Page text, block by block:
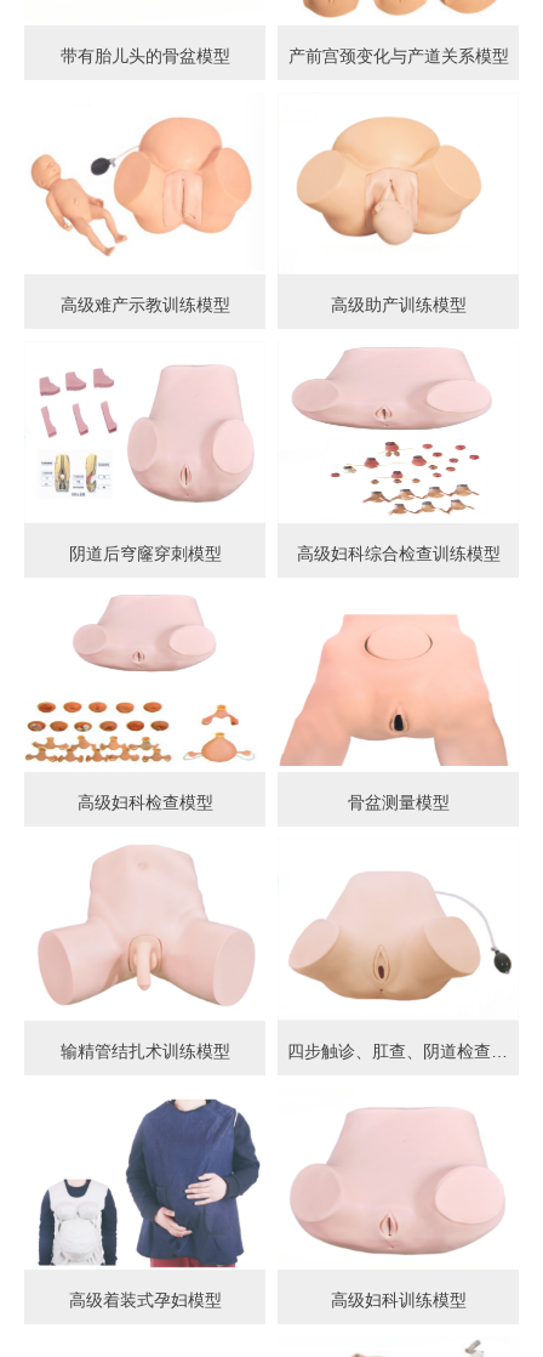
带有胎儿头的骨盆模型 产前宫颈变化与产道关系模型
高级难产示教训练模型 高级助产训练模型
阴道后穹窿穿刺模型 高级妇科综合检查训练模型
高级妇科检查模型 骨盆测量模型
输精管结扎术训练模型
高级着装式孕妇模型 高级妇科训练模型